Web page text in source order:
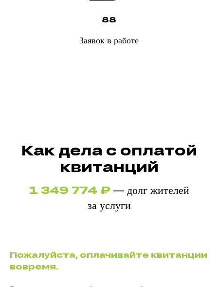
88
Заявок в работе
Как дела с оплатой
квитанций
1 349 774 ₽ — долг жителей
за услуги
Пожалуйста, оплачивайте квитанции
вовремя.